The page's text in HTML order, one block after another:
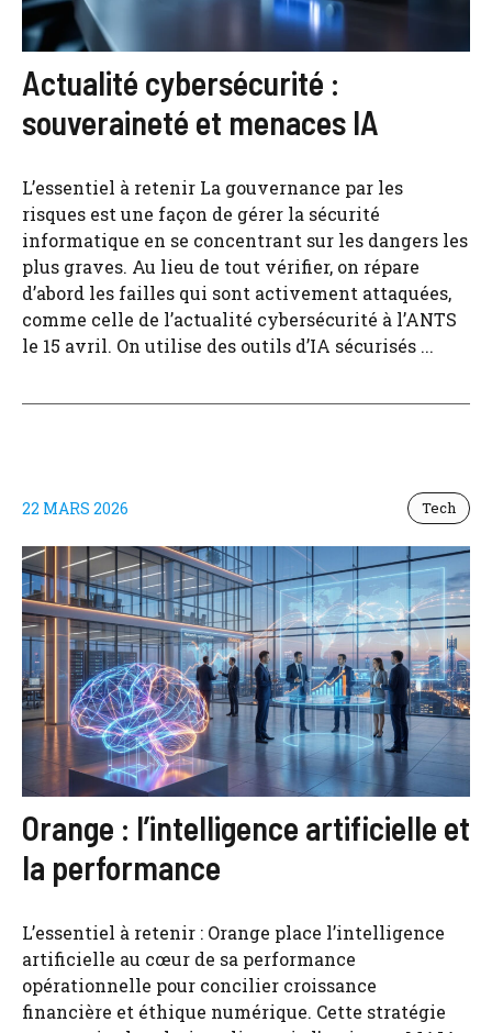
Actualité cybersécurité :
souveraineté et menaces IA
L’essentiel à retenir La gouvernance par les
risques est une façon de gérer la sécurité
informatique en se concentrant sur les dangers les
plus graves. Au lieu de tout vérifier, on répare
d’abord les failles qui sont activement attaquées,
comme celle de l’actualité cybersécurité à l’ANTS
le 15 avril. On utilise des outils d’IA sécurisés ...
22 MARS 2026 Tech
Orange : l’intelligence artificielle et
la performance
L’essentiel à retenir : Orange place l’intelligence
artificielle au cœur de sa performance
opérationnelle pour concilier croissance
financière et éthique numérique. Cette stratégie